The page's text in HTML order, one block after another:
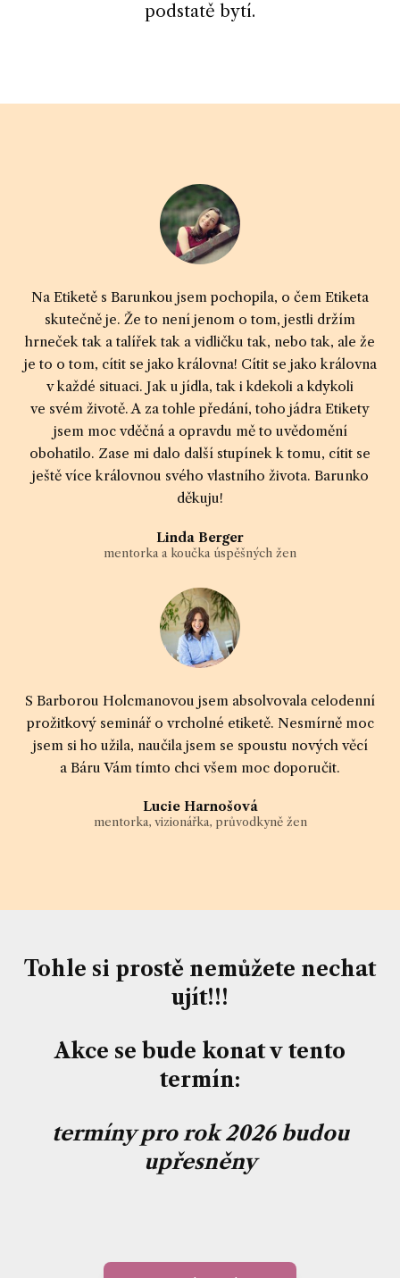
podstatě bytí.
Na Etiketě s Barunkou jsem pochopila, o čem Etiketa
skutečně je. Že to není jenom o tom, jestli držím
hrneček tak a talířek tak a vidličku tak, nebo tak, ale že
je to o tom, cítit se jako královna! Cítit se jako královna
v každé situaci. Jak u jídla, tak i kdekoli a kdykoli
ve svém životě. A za tohle předání, toho jádra Etikety
jsem moc vděčná a opravdu mě to uvědomění
obohatilo. Zase mi dalo další stupínek k tomu, cítit se
ještě více královnou svého vlastního života. Barunko
děkuju!
Linda Berger
mentorka a koučka úspěšných žen
S Barborou Holcmanovou jsem absolvovala celodenní
prožitkový seminář o vrcholné etiketě. Nesmírně moc
jsem si ho užila, naučila jsem se spoustu nových věcí
a Báru Vám tímto chci všem moc doporučit.
Lucie Harnošová
mentorka, vizionářka, průvodkyně žen
Tohle si prostě nemůžete nechat
ujít!!!
Akce se bude konat v tento
termín:
termíny pro rok 2026 budou
upřesněny